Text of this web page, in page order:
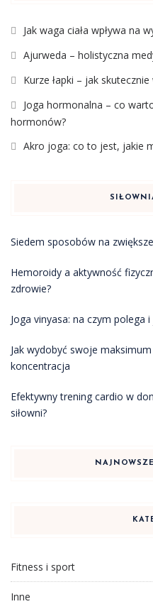
Jak waga ciała wpływa na
Ajurweda – holistyczna
Kurze łapki – jak
Joga hormonalna – co
hormonów?
Akro joga: co to jest, jakie
Siedem sposobów na
Hemoroidy a aktywność
zdrowie?
Joga vinyasa: na czym polega
Jak wydobyć swoje
koncentracja
Efektywny trening cardio w
siłowni?
Fitness i sport
Inne